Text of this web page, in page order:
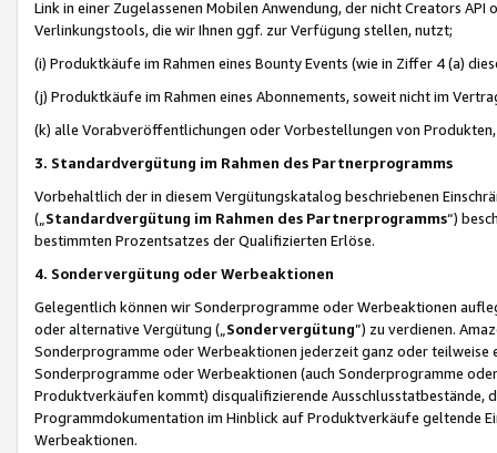
Link in einer Zugelassenen Mobilen Anwendung, der nicht Creators
Verlinkungstools, die wir Ihnen ggf. zur Verfügung stellen, nutzt;
(i) Produktkäufe im Rahmen eines Bounty Events (wie in Ziffer 4 (a)
(j) Produktkäufe im Rahmen eines Abonnements, soweit nicht im
(k) alle Vorabveröffentlichungen oder Vorbestellungen von
3. Standardvergütung im Rahmen des Partnerprogramms
Vorbehaltlich der in diesem Vergütungskatalog beschriebenen
(„ Standardvergütung im Rahmen des Partnerprogramms“)
bestimmten Prozentsatzes der Qualifizierten Erlöse.
4. Sondervergütung oder Werbeaktionen
Gelegentlich können wir Sonderprogramme oder Werbeaktionen
oder alternative Vergütung („ Sondervergütung”) zu verdienen.
Sonderprogramme oder Werbeaktionen jederzeit ganz oder
Sonderprogramme oder Werbeaktionen (auch Sonderprogramme
Produktverkäufen kommt) disqualifizierende Ausschlusstatbestände,
Programmdokumentation im Hinblick auf Produktverkäufe geltende
Werbeaktionen.